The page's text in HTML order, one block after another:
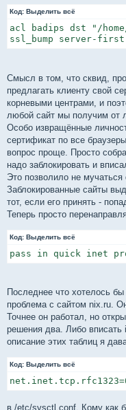
Код: Выделить всё
acl badips dst "/
ssl_bump server-
Смысл в том, что сквид,
предлагать клиенту свой
корневыми центрами, и
любой сайт мы получим от
Особо извращённые
сертификат по все
вопрос проще. Просто
надо заблокировать и
Это позволило не мучаться
Заблокированные сайты
тот, если его принять -
Теперь просто
Код: Выделить всё
pass in quick inet
Последнее что хотелось
проблема с сайтом nix.ru.
Точнее он работал, но
решения два. Либо вписать
описание этих таблиц я
Код: Выделить всё
в /etc/sysctl.conf. Кому как